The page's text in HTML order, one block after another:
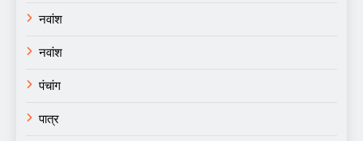
नवांश
नवांश
पंचांग
पात्र